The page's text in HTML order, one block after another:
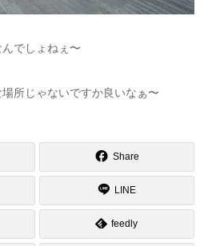
でしょねぇ〜
所じゃないですか良いなぁ〜
Share
LINE
feedly